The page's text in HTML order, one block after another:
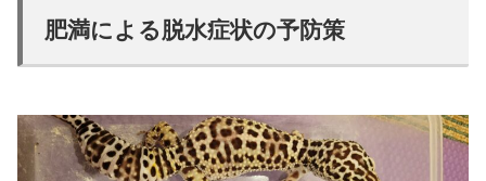
肥満による脱水症状の予防策